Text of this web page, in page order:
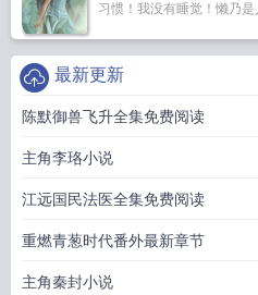
习惯！我没有睡觉！懒乃
最新更新
陈默御兽飞升全集免费阅读
主角李珞小说
江远国民法医全集免费阅读
重燃青葱时代番外最新章节
主角秦封小说